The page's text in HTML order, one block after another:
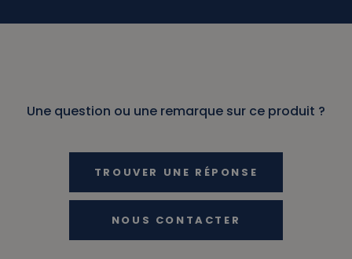
Une question ou une remarque sur ce produit ?
TROUVER UNE RÉPONSE
NOUS CONTACTER